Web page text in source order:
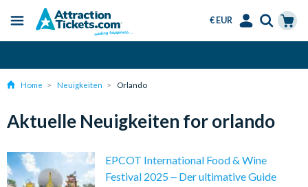
content
Menu
€ EUR
Home Neuigkeiten Orlando
Aktuelle Neuigkeiten for orlando
EPCOT International Food & Wine
Festival 2025 ‒ Der ultimative Guide